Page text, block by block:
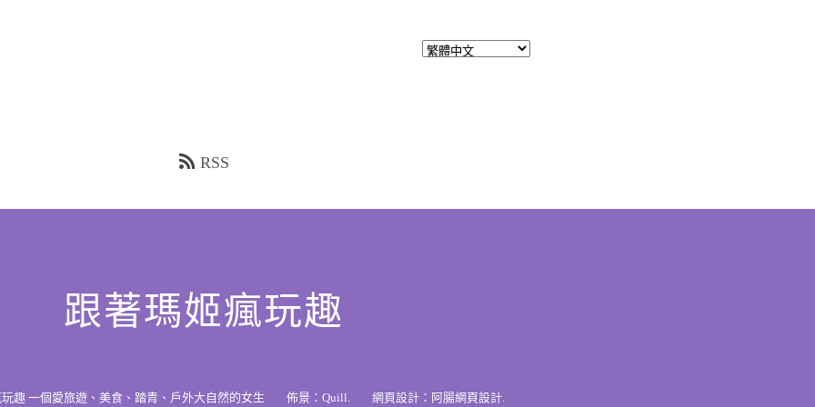
RSS
跟著瑪姬瘋玩趣
趣 一個愛旅遊、美食、踏青、戶外大自然的女生 佈景： Quill. 網頁設計： 阿腸網頁設計.